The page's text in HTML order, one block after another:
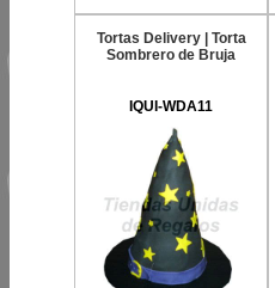
Tortas Delivery | Torta
Sombrero de Bruja
IQUI-WDA11